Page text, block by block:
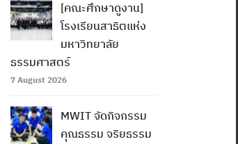
[คณะศึกษาดูงาน]
โรงเรียนสาธิตแห่ง
มหาวิทยาลัย
ธรรมศาสตร์
7 August 2026
MWIT จัดกิจกรรม
คุณธรรม จริยธรรม